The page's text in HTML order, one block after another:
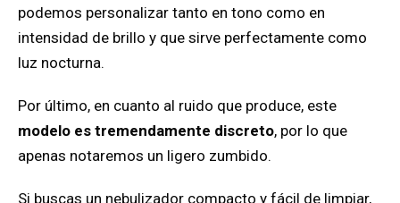
podemos personalizar tanto en tono como en
intensidad de brillo y que sirve perfectamente como
luz nocturna.
Por último, en cuanto al ruido que produce, este
modelo es tremendamente discreto, por lo que
apenas notaremos un ligero zumbido.
Si buscas un nebulizador compacto y fácil de limpiar,